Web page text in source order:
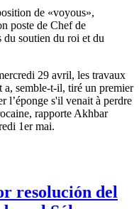
de «voyous»,
poste de Chef de
du soutien du roi et du
29 avril, les travaux
a, semble-t-il, tiré un premier
l’éponge s'il venait à perdre
rapporte Akhbar
1er mai.
resolución del